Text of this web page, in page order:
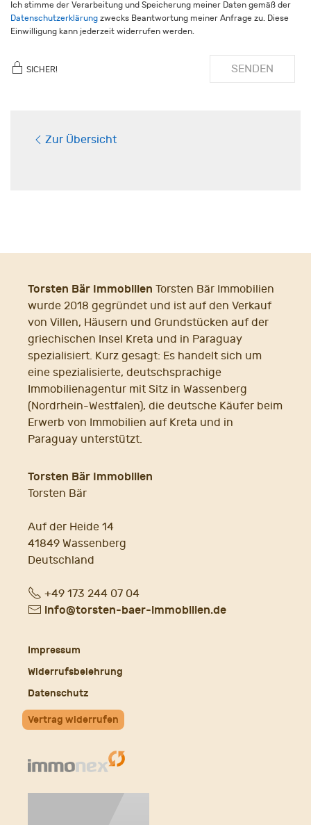
Ich stimme der Verarbeitung und Speicherung meiner Daten gemäß der
Datenschutzerklärung zwecks Beantwortung meiner Anfrage zu. Diese
Einwilligung kann jederzeit widerrufen werden.
SICHER! SENDEN
Zur Übersicht
Torsten Bär Immobilien Torsten Bär Immobilien
wurde 2018 gegründet und ist auf den Verkauf
von Villen, Häusern und Grundstücken auf der
griechischen Insel Kreta und in Paraguay
spezialisiert. Kurz gesagt: Es handelt sich um
eine spezialisierte, deutschsprachige
Immobilienagentur mit Sitz in Wassenberg
(Nordrhein-Westfalen), die deutsche Käufer beim
Erwerb von Immobilien auf Kreta und in
Paraguay unterstützt.
Torsten Bär Immobilien
Torsten Bär
Auf der Heide 14
41849 Wassenberg
Deutschland
Fon+49 173 244 07 04
E- info@torsten-baer-immobilien.de
Impressum
Widerrufsbelehrung
Datenschutz
Vertrag widerrufen